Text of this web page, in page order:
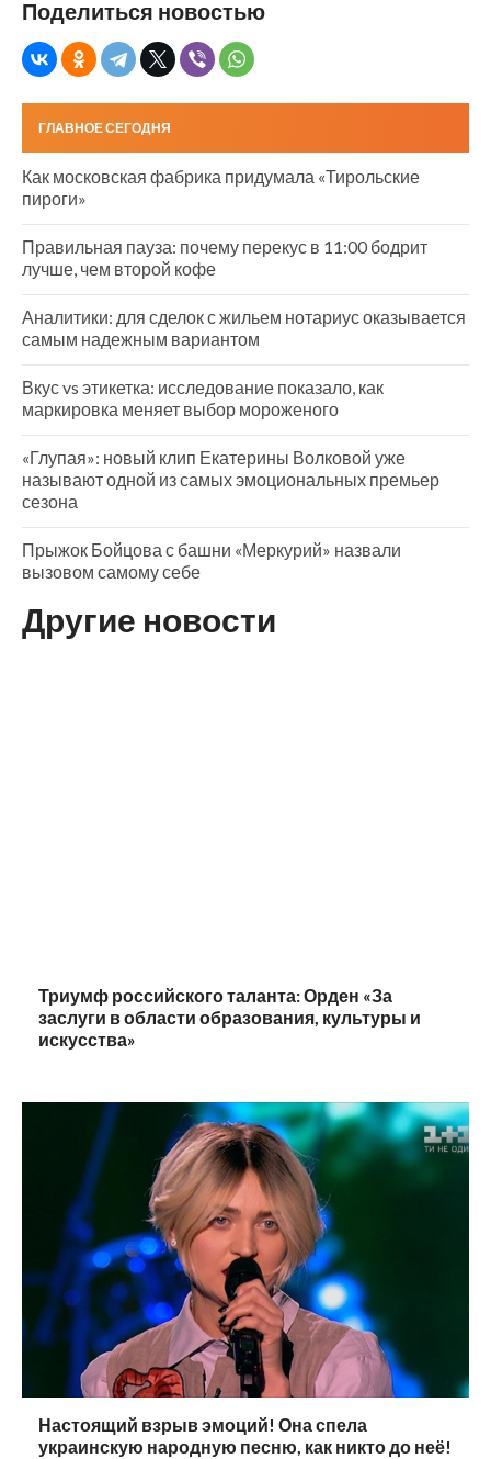
Поделиться новостью
ГЛАВНОЕ СЕГОДНЯ
Как московская фабрика придумала «Тирольские
пироги»
Правильная пауза: почему перекус в 11:00 бодрит
лучше, чем второй кофе
Аналитики: для сделок с жильем нотариус оказывается
самым надежным вариантом
Вкус vs этикетка: исследование показало, как
маркировка меняет выбор мороженого
«Глупая»: новый клип Екатерины Волковой уже
называют одной из самых эмоциональных премьер
сезона
Прыжок Бойцова с башни «Меркурий» назвали
вызовом самому себе
Другие новости
Триумф российского таланта: Орден «За
заслуги в области образования, культуры и
искусства»
Настоящий взрыв эмоций! Она спела
украинскую народную песню, как никто до неё!